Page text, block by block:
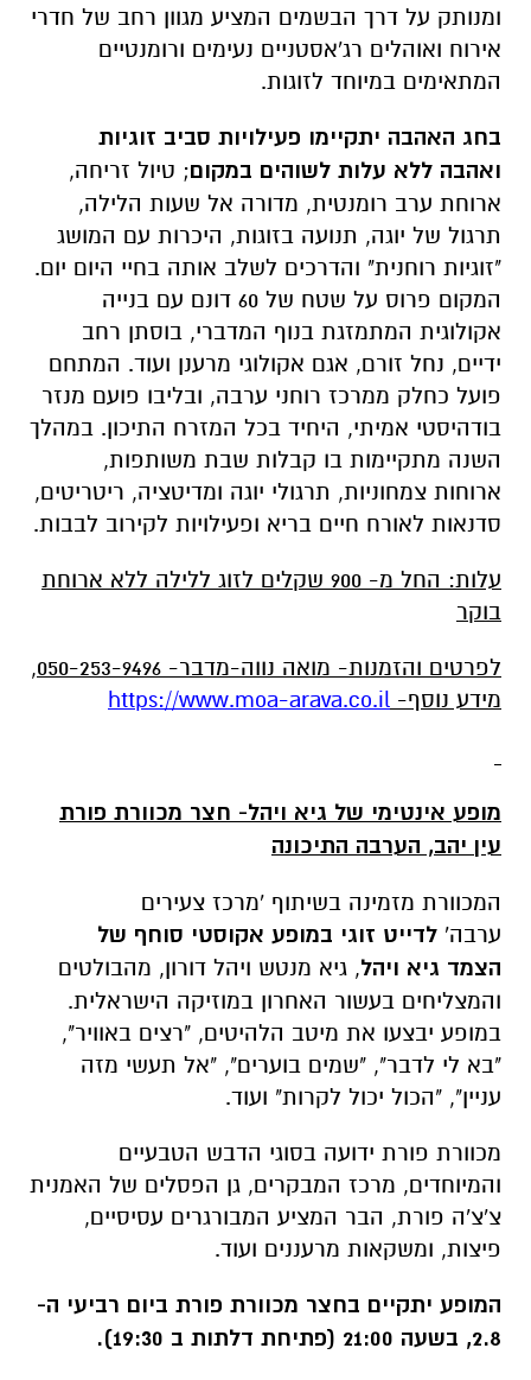
ומנותק על דרך הבשמים המציע מגוון רחב של חדרי
אירוח ואוהלים רג'אסטניים נעימים ורומנטיים
המתאימים במיוחד לזוגות.
בחג האהבה יתקיימו פעילויות סביב זוגיות
ואהבה ללא עלות לשוהים במקום; טיול זריחה,
ארוחת ערב רומנטית, מדורה אל שעות הלילה,
תרגול של יוגה, תנועה בזוגות, היכרות עם המושג
"זוגיות רוחנית" והדרכים לשלב אותה בחיי היום יום.
המקום פרוס על שטח של 60 דונם עם בנייה
אקולוגית המתמזגת בנוף המדברי, בוסתן רחב
ידיים, נחל זורם, אגם אקולוגי מרענן ועוד. המתחם
פועל כחלק ממרכז רוחני ערבה, ובליבו פועם מנזר
בודהיסטי אמיתי, היחיד בכל המזרח התיכון. במהלך
השנה מתקיימות בו קבלות שבת משותפות,
ארוחות צמחוניות, תרגולי יוגה ומדיטציה, ריטריטים,
סדנאות לאורח חיים בריא ופעילויות לקירוב לבבות.
עלות: החל מ- 900 שקלים לזוג ללילה ללא ארוחת
בוקר
לפרטים והזמנות- מואה נווה-מדבר- 050-253-9496,
מידע נוסף- https://www.moa-arava.co.il
מופע אינטימי של גיא ויהל- חצר מכוורת פורת
עין יהב, הערבה התיכונה
המכוורת מזמינה בשיתוף 'מרכז צעירים
ערבה' לדייט זוגי במופע אקוסטי סוחף של
הצמד גיא ויהל, גיא מנטש ויהל דורון, מהבולטים
והמצליחים בעשור האחרון במוזיקה הישראלית.
במופע יבצעו את מיטב הלהיטים, "רצים באוויר",
"בא לי לדבר", "שמים בוערים", "אל תעשי מזה
עניין", "הכול יכול לקרות" ועוד.
מכוורת פורת ידועה בסוגי הדבש הטבעיים
והמיוחדים, מרכז המבקרים, גן הפסלים של האמנית
צ'צ'ה פורת, הבר המציע המבורגרים עסיסיים,
פיצות, ומשקאות מרעננים ועוד.
המופע יתקיים בחצר מכוורת פורת ביום רביעי ה-
2.8, בשעה 21:00 (פתיחת דלתות ב 19:30).